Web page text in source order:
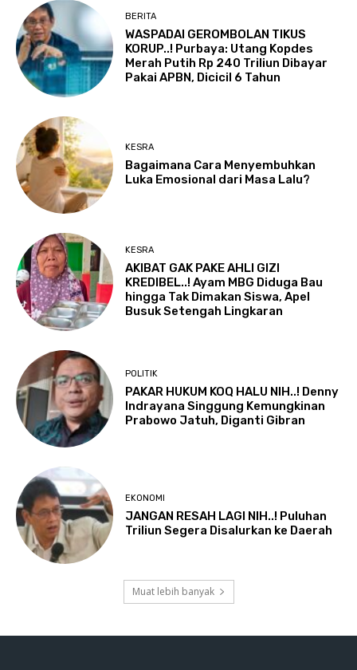
BERITA
WASPADAI GEROMBOLAN TIKUS
KORUP..! Purbaya: Utang Kopdes
Merah Putih Rp 240 Triliun Dibayar
Pakai APBN, Dicicil 6 Tahun
KESRA
Bagaimana Cara Menyembuhkan
Luka Emosional dari Masa Lalu?
KESRA
AKIBAT GAK PAKE AHLI GIZI
KREDIBEL..! Ayam MBG Diduga Bau
hingga Tak Dimakan Siswa, Apel
Busuk Setengah Lingkaran
POLITIK
PAKAR HUKUM KOQ HALU NIH..! Denny
Indrayana Singgung Kemungkinan
Prabowo Jatuh, Diganti Gibran
EKONOMI
JANGAN RESAH LAGI NIH..! Puluhan
Triliun Segera Disalurkan ke Daerah
Muat lebih banyak